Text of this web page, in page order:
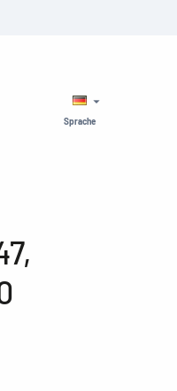
Sprache